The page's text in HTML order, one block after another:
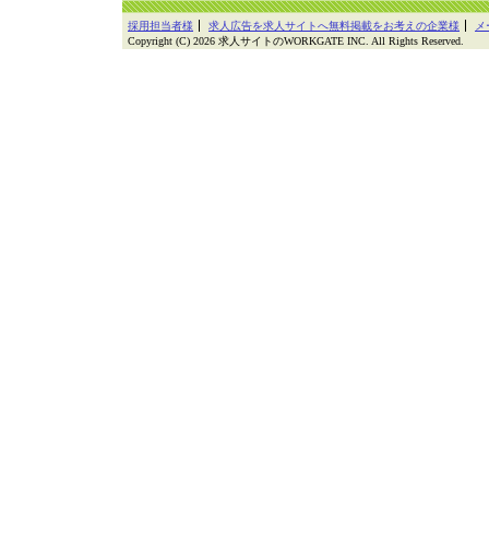
採用担当者様 求人広告を求人サイトへ無料掲載をお考えの企業様
Copyright (C) 2026 求人サイトのWORKGATE INC. All Rights Reserved.